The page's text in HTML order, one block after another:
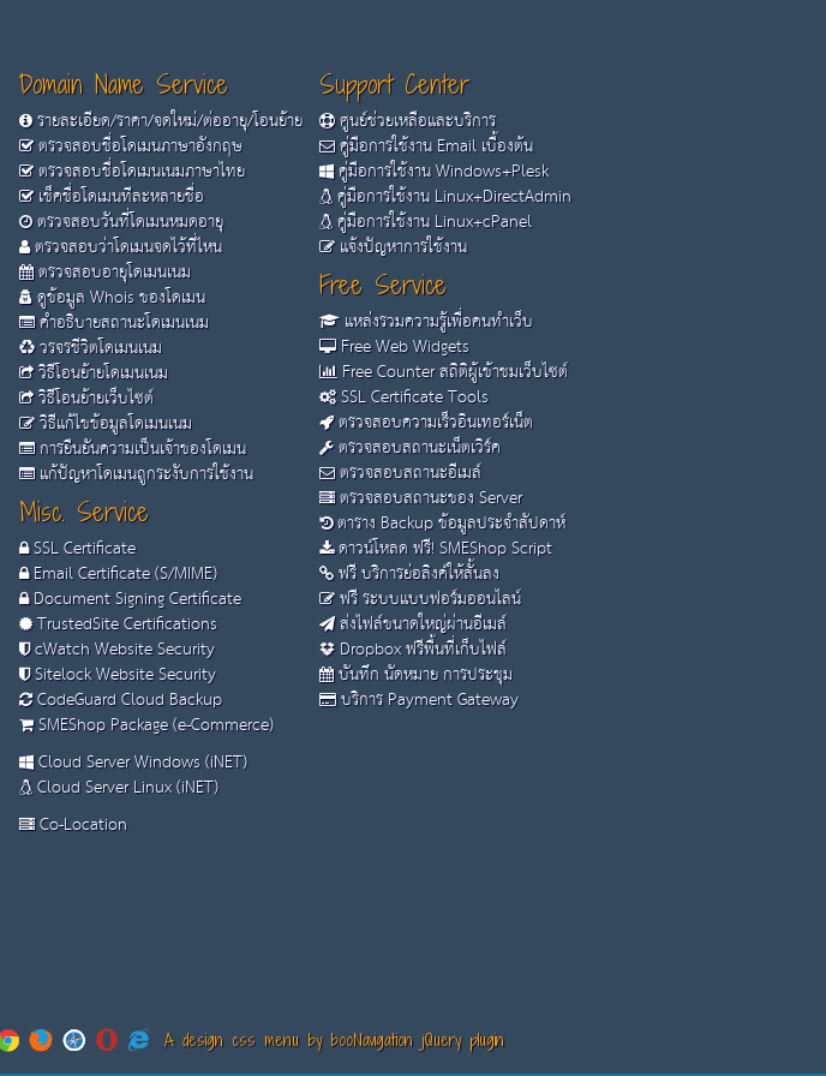
Domain Name Service
รายละเอียด/ราคา/จดใหม่/ต่ออายุ/โอนย้าย
ตรวจสอบชื่อโดเมนภาษาอังกฤษ
ตรวจสอบชื่อโดเมนเนมภาษาไทย
เช็คชื่อโดเมนทีละหลายชื่อ
ตรวจสอบวันที่โดเมนหมดอายุ
ตรวจสอบว่าโดเมนจดไว้ที่ไหน
ตรวจสอบอายุโดเมนเนม
ดูข้อมูล Whois ของโดเมน
คำอธิบายสถานะโดเมนเนม
วรจรชีวิตโดเมนเนม
วิธีโอนย้ายโดเมนเนม
วิธีโอนย้ายเว็บไซต์
วิธีแก้ไขข้อมูลโดเมนเนม
การยืนยันความเป็นเจ้าของโดเมน
แก้ปัญหาโดเมนถูกระงับการใช้งาน
Misc. Service
SSL Certificate
Email Certificate (S/MIME)
Document Signing Certificate
TrustedSite Certifications
cWatch Website Security
Sitelock Website Security
CodeGuard Cloud Backup
SMEShop Package (e-Commerce)
Cloud Server Windows (iNET)
Cloud Server Linux (iNET)
Co-Location
Support Center
ศูนย์ช่วยเหลือและบริการ
คู่มือการใช้งาน Email เบื้องต้น
คู่มือการใช้งาน Windows+Plesk
คู่มือการใช้งาน Linux+DirectAdmin
คู่มือการใช้งาน Linux+cPanel
แจ้งปัญหาการใช้งาน
Free Service
แหล่งรวมความรู้เพื่อคนทำเว็บ
Free Web Widgets
Free Counter สถิติผู้เข้าชมเว็บไซต์
SSL Certificate Tools
ตรวจสอบความเร็วอินเทอร์เน็ต
ตรวจสอบสถานะเน็ตเวิร์ค
ตรวจสอบสถานะอีเมล์
ตรวจสอบสถานะของ Server
ตาราง Backup ข้อมูลประจำสัปดาห์
ดาวน์โหลด ฟรี! SMEShop Script
ฟรี บริการย่อลิงค์ให้สั้นลง
ฟรี ระบบแบบฟอร์มออนไลน์
ส่งไฟล์ขนาดใหญ่ผ่านอีเมล์
Dropbox ฟรีพื้นที่เก็บไฟล์
บันทึก นัดหมาย การประชุม
บริการ Payment Gateway
A design css menu by booNavigation jQuery plugin